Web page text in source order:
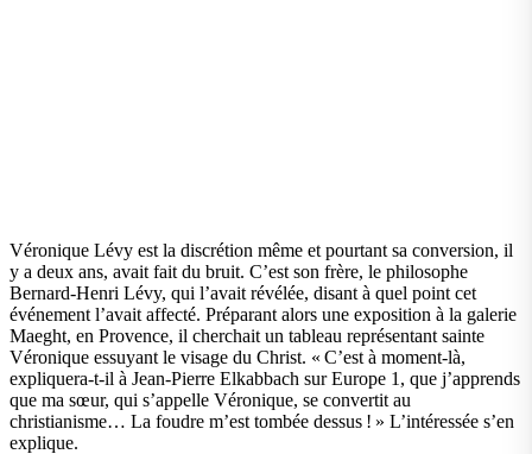
Véronique Lévy est la discrétion même et pourtant sa conversion, il
y a deux ans, avait fait du bruit. C’est son frère, le philosophe
Bernard-Henri Lévy, qui l’avait révélée, disant à quel point cet
événement l’avait affecté. Préparant alors une exposition à la galerie
Maeght, en Provence, il cherchait un tableau représentant sainte
Véronique essuyant le visage du Christ. « C’est à moment-là,
expliquera-t-il à Jean-Pierre Elkabbach sur Europe 1, que j’apprends
que ma sœur, qui s’appelle Véronique, se convertit au
christianisme… La foudre m’est tombée dessus ! » L’intéressée s’en
explique.